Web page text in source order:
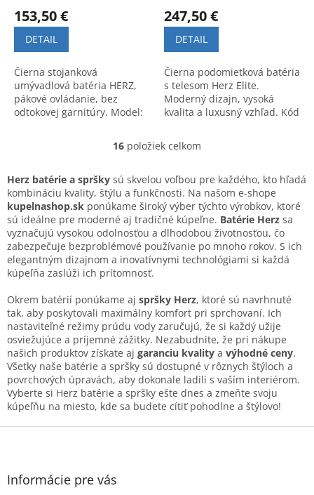
153,50 €
DETAIL
Čierna stojanková
umývadlová batéria HERZ,
pákové ovládanie, bez
odtokovej garnitúry. Model:
247,50 €
DETAIL
Čierna podomietková batéria
s telesom Herz Elite.
Moderný dizajn, vysoká
kvalita a luxusný vzhľad. Kód
O
l
á
d
a
c
i
e
p
v
k
y
v
ý
p
i
s
u
16 položiek celkom
Herz batérie a spršky sú skvelou voľbou pre každého, kto hľadá
kombináciu kvality, štýlu a funkčnosti. Na našom e-shope
kupelnashop.sk ponúkame široký výber týchto výrobkov, ktoré
sú ideálne pre moderné aj tradičné kúpeľne. Batérie Herz sa
vyznačujú vysokou odolnosťou a dlhodobou životnosťou, čo
zabezpečuje bezproblémové používanie po mnoho rokov. S ich
elegantným dizajnom a inovatívnymi technológiami si každá
kúpeľňa zaslúži ich prítomnosť.
Okrem batérií ponúkame aj spršky Herz, ktoré sú navrhnuté
tak, aby poskytovali maximálny komfort pri sprchovaní. Ich
nastaviteľné režimy prúdu vody zaručujú, že si každý užije
osviežujúce a príjemné zážitky. Nezabudnite, že pri nákupe
našich produktov získate aj garanciu kvality a výhodné ceny.
Všetky naše batérie a spršky sú dostupné v rôznych štýloch a
povrchových úpravách, aby dokonale ladili s vaším interiérom.
Vyberte si Herz batérie a spršky ešte dnes a zmeňte svoju
kúpeľňu na miesto, kde sa budete cítiť pohodlne a štýlovo!
Z
Informácie pre vás